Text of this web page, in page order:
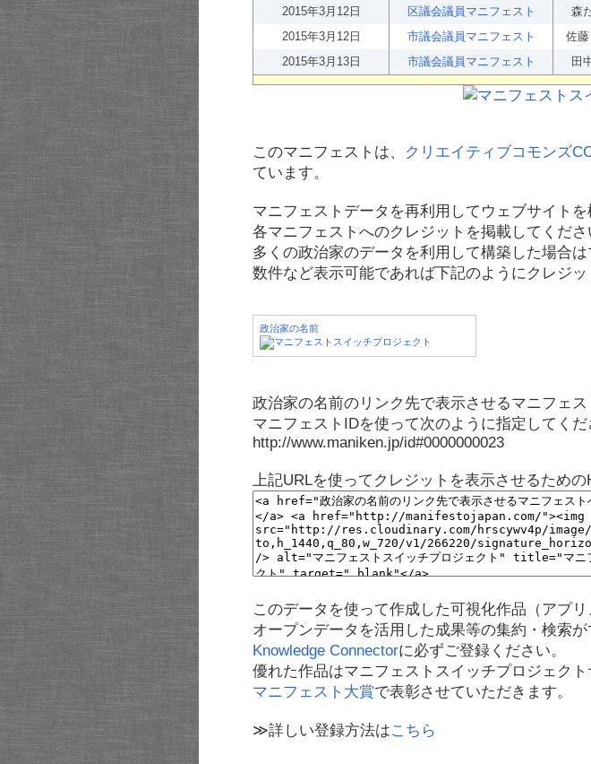
2015年3月12日
区議会議員マニフェスト 森
2015年3月12日
市議会議員マニフェスト 佐
2015年3月13日
市議会議員マニフェスト 田
このマニフェストは、 クリエイティブコモンズ
ています。
マニフェストデータを再利用してウェブサイトを
各マニフェストへのクレジットを掲載してくださ
多くの政治家のデータを利用して構築した場合
数件など表示可能であれば下記のようにクレジッ
政治家の名前
政治家の名前のリンク先で表示させるマニフェス
マニフェストIDを使って次のように指定してくだ
http://www.maniken.jp/id#0000000023
上記URLを使ってクレジットを表示させるための
このデータを使って作成した可視化作品（アプリ
オープンデータを活用した成果等の集約・検索が
Knowledge Connectorに必ずご登録ください。
優れた作品はマニフェストスイッチプロジェクト
マニフェスト大賞で表彰させていただきます。
≫詳しい登録方法はこちら